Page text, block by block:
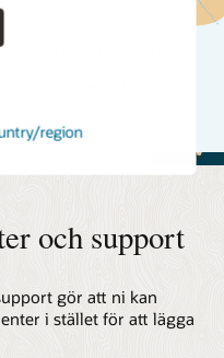
region
möjliga support för att ge
Vi hjälper er att lösa
och se till att era lösningar
och support
gör att ni kan
i stället för att lägga